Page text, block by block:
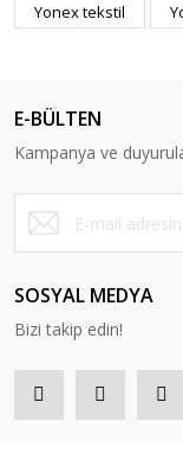
Yonex tekstil
E-BÜLTEN
Kampanya ve
SOSYAL MEDYA
Bizi takip edin!